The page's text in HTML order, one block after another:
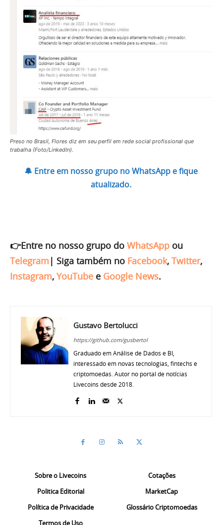
Preso no Brasil, Flores diz em seu perfil em rede social profissional que
trabalha (Foto/LinkedIn).
🔔 Entre em nosso grupo no WhatsApp e fique
atualizado.
👉Entre no nosso grupo do WhatsApp ou
Telegram | Siga também no Facebook, Twitter,
Instagram, YouTube e Google News.
Gustavo Bertolucci
https://github.com/gusbertol
Graduado em Análise de Dados e BI,
interessado em novas tecnologias, fintechs e
criptomoedas. Autor no portal de notícias
Livecoins desde 2018.
Sobre o Livecoins
Politica Editorial
Política de Privacidade
Termos de Uso
Cotações
MarketCap
Glossário Criptomoedas